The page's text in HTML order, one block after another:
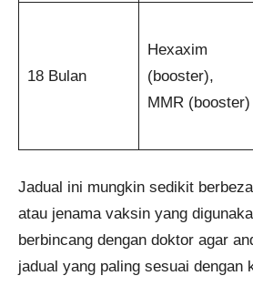
18 Bulan
Hexaxim
(booster),
MMR (booster)
Jadual ini mungkin sedikit
atau jenama vaksin yang
berbincang dengan doktor agar
jadual yang paling sesuai dengan